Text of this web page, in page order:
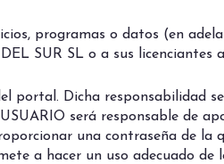
programas o datos (en
SUR SL o a sus licenciantes
portal. Dicha responsabilidad
será responsable de
una contraseña de
a hacer un uso adecuado